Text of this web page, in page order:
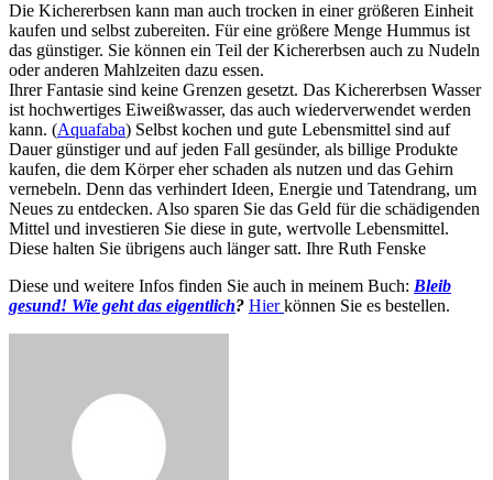
Die Kichererbsen kann man auch trocken in einer größeren Einheit
kaufen und selbst zubereiten. Für eine größere Menge Hummus ist
das günstiger. Sie können ein Teil der Kichererbsen auch zu Nudeln
oder anderen Mahlzeiten dazu essen.
Ihrer Fantasie sind keine Grenzen gesetzt. Das Kichererbsen Wasser
ist hochwertiges Eiweißwasser, das auch wiederverwendet werden
kann. (Aquafaba) Selbst kochen und gute Lebensmittel sind auf
Dauer günstiger und auf jeden Fall gesünder, als billige Produkte
kaufen, die dem Körper eher schaden als nutzen und das Gehirn
vernebeln. Denn das verhindert Ideen, Energie und Tatendrang, um
Neues zu entdecken. Also sparen Sie das Geld für die schädigenden
Mittel und investieren Sie diese in gute, wertvolle Lebensmittel.
Diese halten Sie übrigens auch länger satt. Ihre Ruth Fenske
Diese und weitere Infos finden Sie auch in meinem Buch: Bleib
gesund! Wie geht das eigentlich? Hierkönnen Sie es bestellen.